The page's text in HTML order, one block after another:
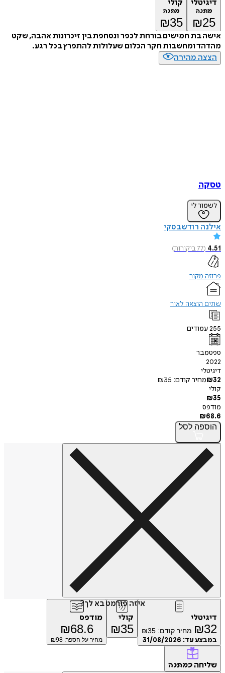
דיגיטלי
מתנה
₪25
קולי
מתנה
₪35
אישה בת חמישים בורחת לכפר ונסחפת בין זיכרונות אהבה, שקט
מהדהד ומחשבות חקר הכלום שעלולות להתפרץ בכל רגע.
הצצה מהירה
טסקה
לשמור לי
אילנה רודשבסקי
4.51
(
77ביקורות)
פרוזה מקור
שתים הוצאה לאור
255עמודים
ספטמבר
2022
דיגיטלי
₪32 מחיר קודם: ₪35
קולי
₪35
מודפס
₪68.6
הוספה לסל
איזה פורמט בא לך?
דיגיטלי
₪32 מחיר קודם: ₪35
במבצע עד: 31/08/2026
קולי
₪35
מודפס
₪68.6
מחיר על הספר: ₪ 98
שליחה כמתנה